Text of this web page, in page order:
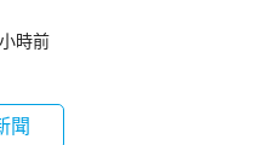
時前
聞